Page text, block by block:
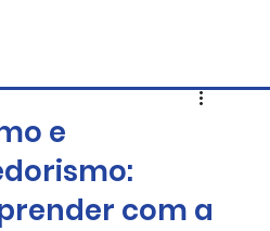
e
com a